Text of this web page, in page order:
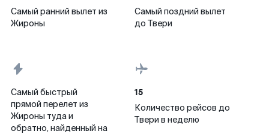
Самый ранний вылет из
Жироны
Самый поздний вылет
до Твери
Самый быстрый
прямой перелет из
Жироны туда и
обратно, найденный на
15
Количество рейсов до
Твери в неделю